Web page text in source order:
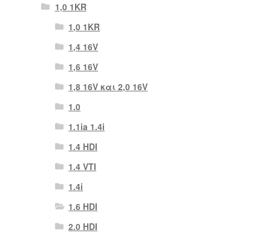
1,0 1KR
1,0 1KR
1,4 16V
1,6 16V
1,8 16V και 2,0 16V
1.0
1.1ia 1.4i
1.4 HDI
1.4 VTI
1.4i
1.6 HDI
2.0 HDI